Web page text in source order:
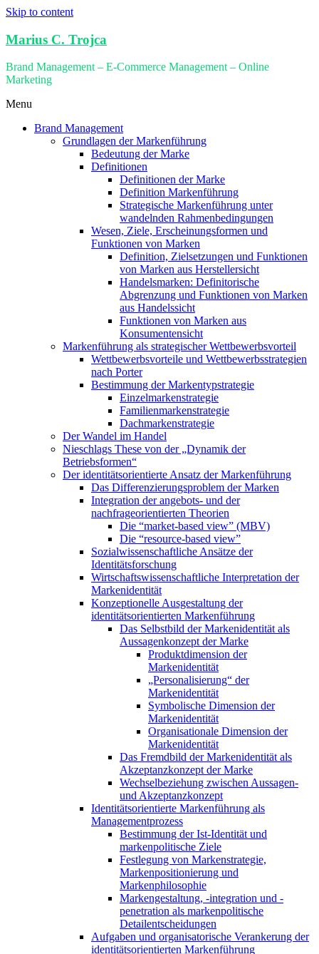
Skip to content
Marius C. Trojca
Brand Management – E-Commerce Management – Online
Marketing
Menu
Brand Management
Grundlagen der Markenführung
Bedeutung der Marke
Definitionen
Definitionen der Marke
Definition Markenführung
Strategische Markenführung unter
wandelnden Rahmenbedingungen
Wesen, Ziele, Erscheinungsformen und
Funktionen von Marken
Definition, Zielsetzungen und Funktionen
von Marken aus Herstellersicht
Handelsmarken: Definitorische
Abgrenzung und Funktionen von Marken
aus Handelssicht
Funktionen von Marken aus
Konsumentensicht
Markenführung als strategischer Wettbewerbsvorteil
Wettbewerbsvorteile und Wettbewerbsstrategien
nach Porter
Bestimmung der Markentypstrategie
Einzelmarkenstrategie
Familienmarkenstrategie
Dachmarkenstrategie
Der Wandel im Handel
Nieschlags These von der „Dynamik der
Betriebsformen“
Der identitätsorientierte Ansatz der Markenführung
Das Differenzierungsproblem der Marken
Integration der angebots- und der
nachfrageorientierten Theorien
Die “market-based view” (MBV)
Die “resource-based view”
Sozialwissenschaftliche Ansätze der
Identitätsforschung
Wirtschaftswissenschaftliche Interpretation der
Markenidentität
Konzeptionelle Ausgestaltung der
identitätsorientierten Markenführung
Das Selbstbild der Markenidentität als
Aussagenkonzept der Marke
Produktdimension der
Markenidentität
„Personalisierung“ der
Markenidentität
Symbolische Dimension der
Markenidentität
Organisationale Dimension der
Markenidentität
Das Fremdbild der Markenidentität als
Akzeptanzkonzept der Marke
Wechselbeziehung zwischen Aussagen-
und Akzeptanzkonzept
Identitätsorientierte Markenführung als
Managementprozess
Bestimmung der Ist-Identität und
markenpolitische Ziele
Festlegung von Markenstrategie,
Markenpositionierung und
Markenphilosophie
Markengestaltung, -integration und -
penetration als markenpolitische
Detailentscheidungen
Aufgaben und organisatorische Verankerung der
identitätsorientierten Markenführung